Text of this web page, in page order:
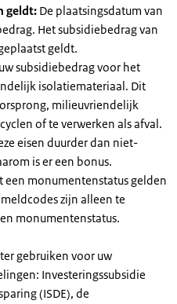
geldt: De plaatsingsdatum van
Het subsidiebedrag van
geldt.
subsidiebedrag voor het
isolatiemateriaal. Dit
milieuvriendelijk
of te verwerken als afval.
eisen duurder dan niet-
is er een bonus.
een monumentenstatus gelden
zijn alleen te
monumentenstatus.
gebruiken voor uw
Investeringssubsidie
(ISDE), de